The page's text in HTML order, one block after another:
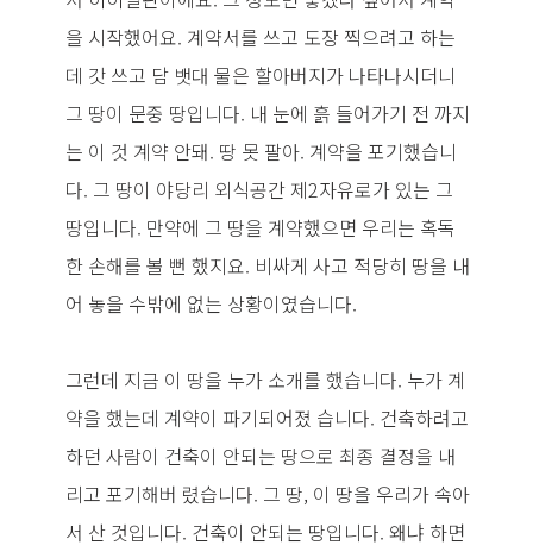
을 시작했어요. 계약서를 쓰고 도장 찍으려고 하는
데 갓 쓰고 담 뱃대 물은 할아버지가 나타나시더니
그 땅이 문중 땅입니다. 내 눈에 흙 들어가기 전 까지
는 이 것 계약 안돼. 땅 못 팔아. 계약을 포기했습니
다. 그 땅이 야당리 외식공간 제2자유로가 있는 그
땅입니다. 만약에 그 땅을 계약했으면 우리는 혹독
한 손해를 볼 뻔 했지요. 비싸게 사고 적당히 땅을 내
어 놓을 수밖에 없는 상황이였습니다.
그런데 지금 이 땅을 누가 소개를 했습니다. 누가 계
약을 했는데 계약이 파기되어졌 습니다. 건축하려고
하던 사람이 건축이 안되는 땅으로 최종 결정을 내
리고 포기해버 렸습니다. 그 땅, 이 땅을 우리가 속아
서 산 것입니다. 건축이 안되는 땅입니다. 왜냐 하면